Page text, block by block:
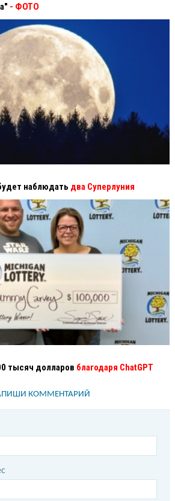
- ФОТО
наблюдать два Суперлуния
тысяч долларов благодаря ChatGPT
КОММЕНТАРИЙ